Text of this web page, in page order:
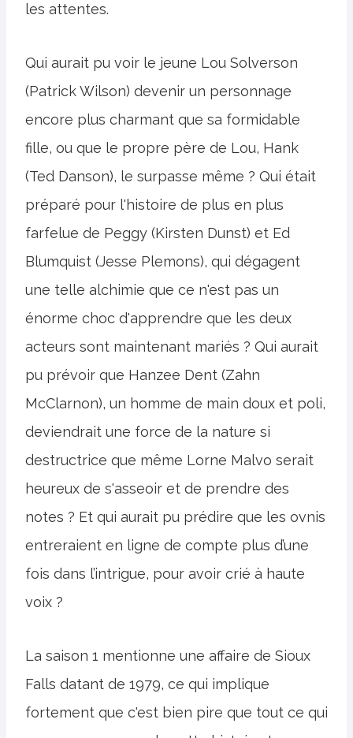
les attentes.
Qui aurait pu voir le jeune Lou Solverson
(Patrick Wilson) devenir un personnage
encore plus charmant que sa formidable
fille, ou que le propre père de Lou, Hank
(Ted Danson), le surpasse même ? Qui était
préparé pour l'histoire de plus en plus
farfelue de Peggy (Kirsten Dunst) et Ed
Blumquist (Jesse Plemons), qui dégagent
une telle alchimie que ce n'est pas un
énorme choc d'apprendre que les deux
acteurs sont maintenant mariés ? Qui aurait
pu prévoir que Hanzee Dent (Zahn
McClarnon), un homme de main doux et poli,
deviendrait une force de la nature si
destructrice que même Lorne Malvo serait
heureux de s'asseoir et de prendre des
notes ? Et qui aurait pu prédire que les ovnis
entreraient en ligne de compte plus d’une
fois dans l’intrigue, pour avoir crié à haute
voix ?
La saison 1 mentionne une affaire de Sioux
Falls datant de 1979, ce qui implique
fortement que c'est bien pire que tout ce qui